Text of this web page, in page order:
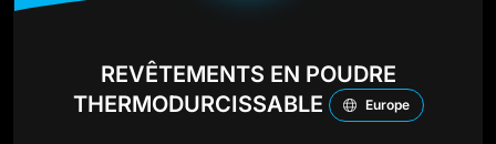
REVÊTEMENTS EN POUDRE
THERMODURCISSABLE
Europe